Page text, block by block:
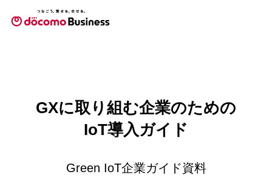
GXに取り組む企業のための
IoT導入ガイド
Green IoT企業ガイド資料